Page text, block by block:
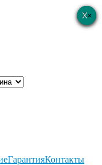
×
ГарантияКонтакты
×
×
×
×